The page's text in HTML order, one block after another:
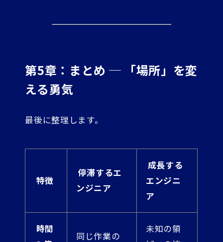
第5章：まとめ ─ 「場所」を変
える勇気
最後に整理します。
特徴
停滞するエ
ンジニア
成長する
エンジニ
ア
時間
同じ作業の
未知の領